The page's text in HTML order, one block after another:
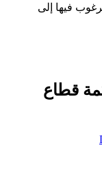
فيها إلى
قطاع